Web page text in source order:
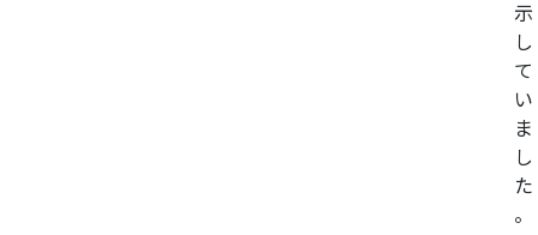
示
し
て
い
ま
し
た
。